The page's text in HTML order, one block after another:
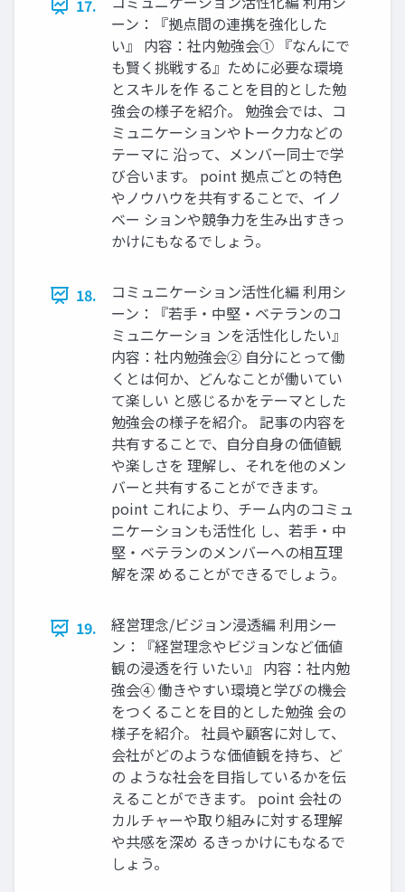
17.
ーン：『拠点間の連携を強化した
い』 内容：社内勉強会① 『なんにで
も賢く挑戦する』ために必要な環境
とスキルを作 ることを⽬的とした勉
強会の様⼦を紹介。 勉強会では、コ
ミュニケーションやトーク⼒などの
テーマに 沿って、メンバー同⼠で学
び合います。 point 拠点ごとの特⾊
やノウハウを共有することで、イノ
ベー ションや競争⼒を⽣み出すきっ
かけにもなるでしょう。
18.
コミュニケーション活性化編 利⽤シ
ーン：『若⼿‧中堅‧ベテランのコ
ミュニケーショ ンを活性化したい』
内容：社内勉強会② ⾃分にとって働
くとは何か、どんなことが働いてい
て楽しい と感じるかをテーマとした
勉強会の様⼦を紹介。 記事の内容を
共有することで、⾃分⾃⾝の価値観
や楽しさを 理解し、それを他のメン
バーと共有することができます。
point これにより、チーム内のコミュ
ニケーションも活性化 し、若⼿‧中
堅‧ベテランのメンバーへの相互理
解を深 めることができるでしょう。
19.
経営理念/ビジョン浸透編 利⽤シー
ン：『経営理念やビジョンなど価値
観の浸透を⾏ いたい』 内容：社内勉
強会④ 働きやすい環境と学びの機会
をつくることを⽬的とした勉強 会の
様⼦を紹介。 社員や顧客に対して、
会社がどのような価値観を持ち、ど
の ような社会を⽬指しているかを伝
えることができます。 point 会社の
カルチャーや取り組みに対する理解
や共感を深め るきっかけにもなるで
しょう。